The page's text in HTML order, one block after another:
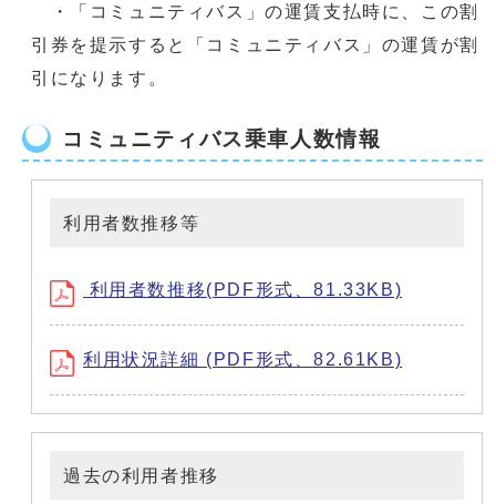
・「コミュニティバス」の運賃支払時に、この割
引券を提示すると「コミュニティバス」の運賃が割
引になります。
コミュニティバス乗車人数情報
利用者数推移等
利用者数推移(PDF形式、81.33KB)
利用状況詳細 (PDF形式、82.61KB)
過去の利用者推移